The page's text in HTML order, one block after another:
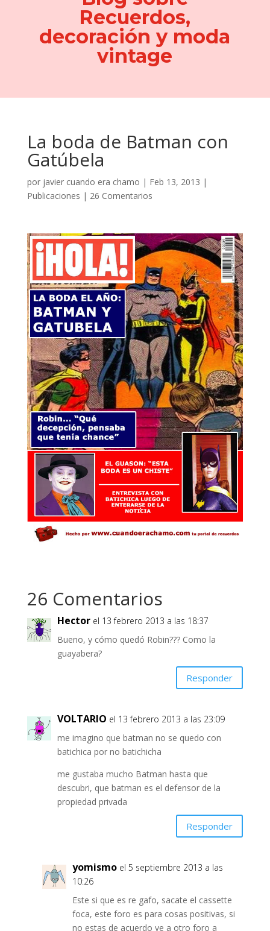
Recuerdos,
decoración y moda
vintage
La boda de Batman con
Gatúbela
por javier cuando era chamo | Feb 13, 2013 |
Publicaciones | 26 Comentarios
26 Comentarios
Hector el 13 febrero 2013 a las 18:37
Bueno, y cómo quedó Robin??? Como la
guayabera?
Responder
VOLTARIO el 13 febrero 2013 a las 23:09
me imagino que batman no se quedo con
batichica por no batichicha
me gustaba mucho Batman hasta que
descubri, que batman es el defensor de la
propiedad privada
Responder
yomismo el 5 septiembre 2013 a las
10:26
Este si que es re gafo, sacate el cassette
foca, este foro es para cosas positivas, si
no estas de acuerdo ve a otro foro a